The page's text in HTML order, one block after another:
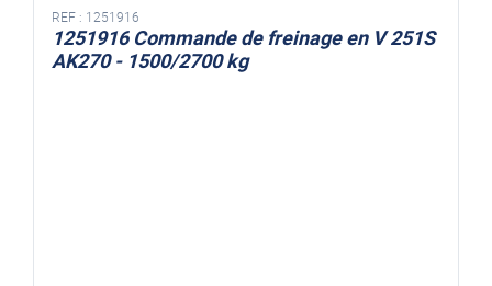
REF : 1251916
1251916 Commande de freinage en V 251S
AK270 - 1500/2700 kg